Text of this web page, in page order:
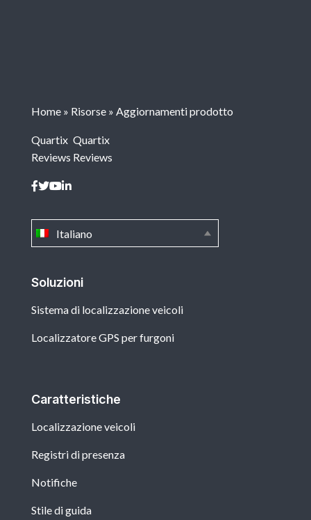
Soluzioni
Sistema di localizzazione veicoli
Localizzatore GPS per furgoni
Caratteristiche
Localizzazione veicoli
Registri di presenza
Notifiche
Stile di guida
Italiano
Home » Risorse » Aggiornamenti prodotto
Quartix
Reviews
Quartix
Reviews